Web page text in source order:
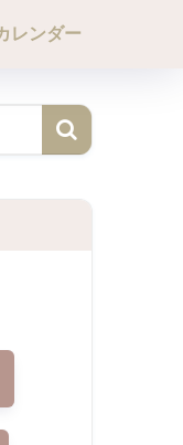
レンダー